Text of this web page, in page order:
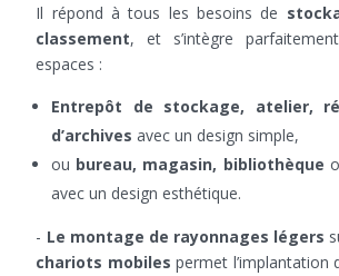
Il répond à tous les besoins de
classement, et s’intègre
espaces :
Entrepôt de stockage, atelier,
d’archives avec un design simple,
ou bureau, magasin, bibliothèque
avec un design esthétique.
- Le montage de rayonnages légers
chariots mobiles permet l’implantation